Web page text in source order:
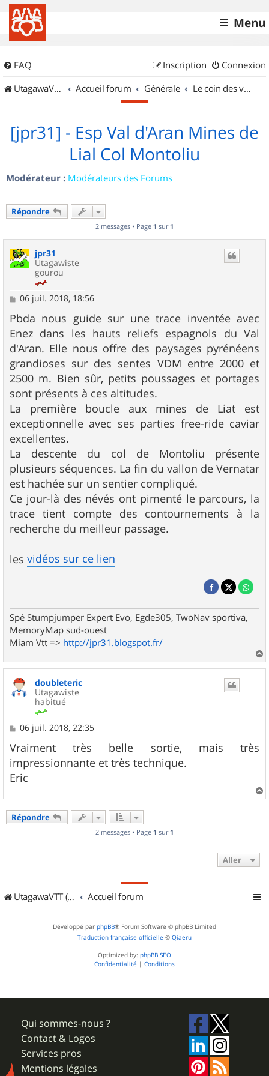
Menu
FAQ Connexion
Inscription
UtagawaVTT (Randos VTT et VTTAE avec traces GPS)
Accueil forum Générale Le coin des vidéastes
[jpr31] - Esp Val d'Aran Mines de
Lial Col Montoliu
Modérateur : Modérateurs des Forums
Répondre
2 messages • Page 1 sur 1
jpr31
Utagawiste
gourou
M
s
s
a
g
e
06 juil. 2018, 18:56
Pbda nous guide sur une trace inventée avec
Enez dans les hauts reliefs espagnols du Val
d'Aran. Elle nous offre des paysages pyrénéens
grandioses sur des sentes VDM entre 2000 et
2500 m. Bien sûr, petits poussages et portages
sont présents à ces altitudes.
La première boucle aux mines de Liat est
exceptionnelle avec ses parties free-ride caviar
excellentes.
La descente du col de Montoliu présente
plusieurs séquences. La fin du vallon de Vernatar
est hachée sur un sentier compliqué.
Ce jour-là des névés ont pimenté le parcours, la
trace tient compte des contournements à la
recherche du meilleur passage.
les vidéos sur ce lien
Spé Stumpjumper Expert Evo, Egde305, TwoNav sportiva,
MemoryMap sud-ouest
Miam Vtt => http://jpr31.blogspot.fr/
a
u
doubleteric
Utagawiste
habitué
M
s
s
a
g
e
06 juil. 2018, 22:35
Vraiment très belle sortie, mais très
impressionnante et très technique.
Eric
a
Répondre
2 messages • Page 1 sur 1
Aller
UtagawaVTT (Randos VTT et VTTAE avec traces GPS) Accueil forum
Développé par phpBB® Forum Software © phpBB Limited
Traduction française officielle © Qiaeru
Optimized by: phpBB SEO
Confidentialité | Conditions
Qui sommes-nous ?
Contact & Logos
Services pros
Mentions légales